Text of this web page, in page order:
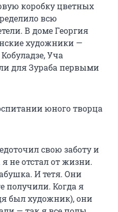
коробку цветных
всю
В доме Георгия
художники —
Уча
для Зураба первыми
юного творца
свою заботу и
не отстал от жизни.
И тетя. Они
получили. Когда я
был художник), они